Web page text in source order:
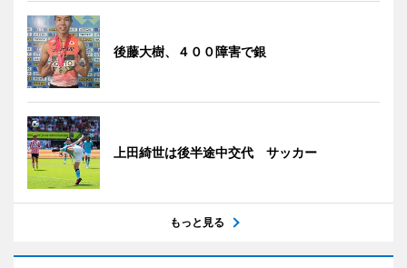
後藤大樹、４００障害で銀
上田綺世は後半途中交代 サッカー
もっと見る